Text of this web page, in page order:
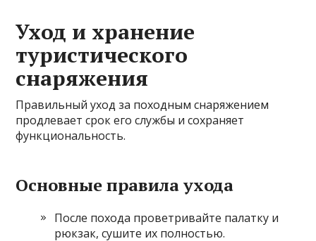
Уход и хранение
туристического
снаряжения
Правильный уход за походным снаряжением
продлевает срок его службы и сохраняет
функциональность.
Основные правила ухода
После похода проветривайте палатку и
рюкзак, сушите их полностью.